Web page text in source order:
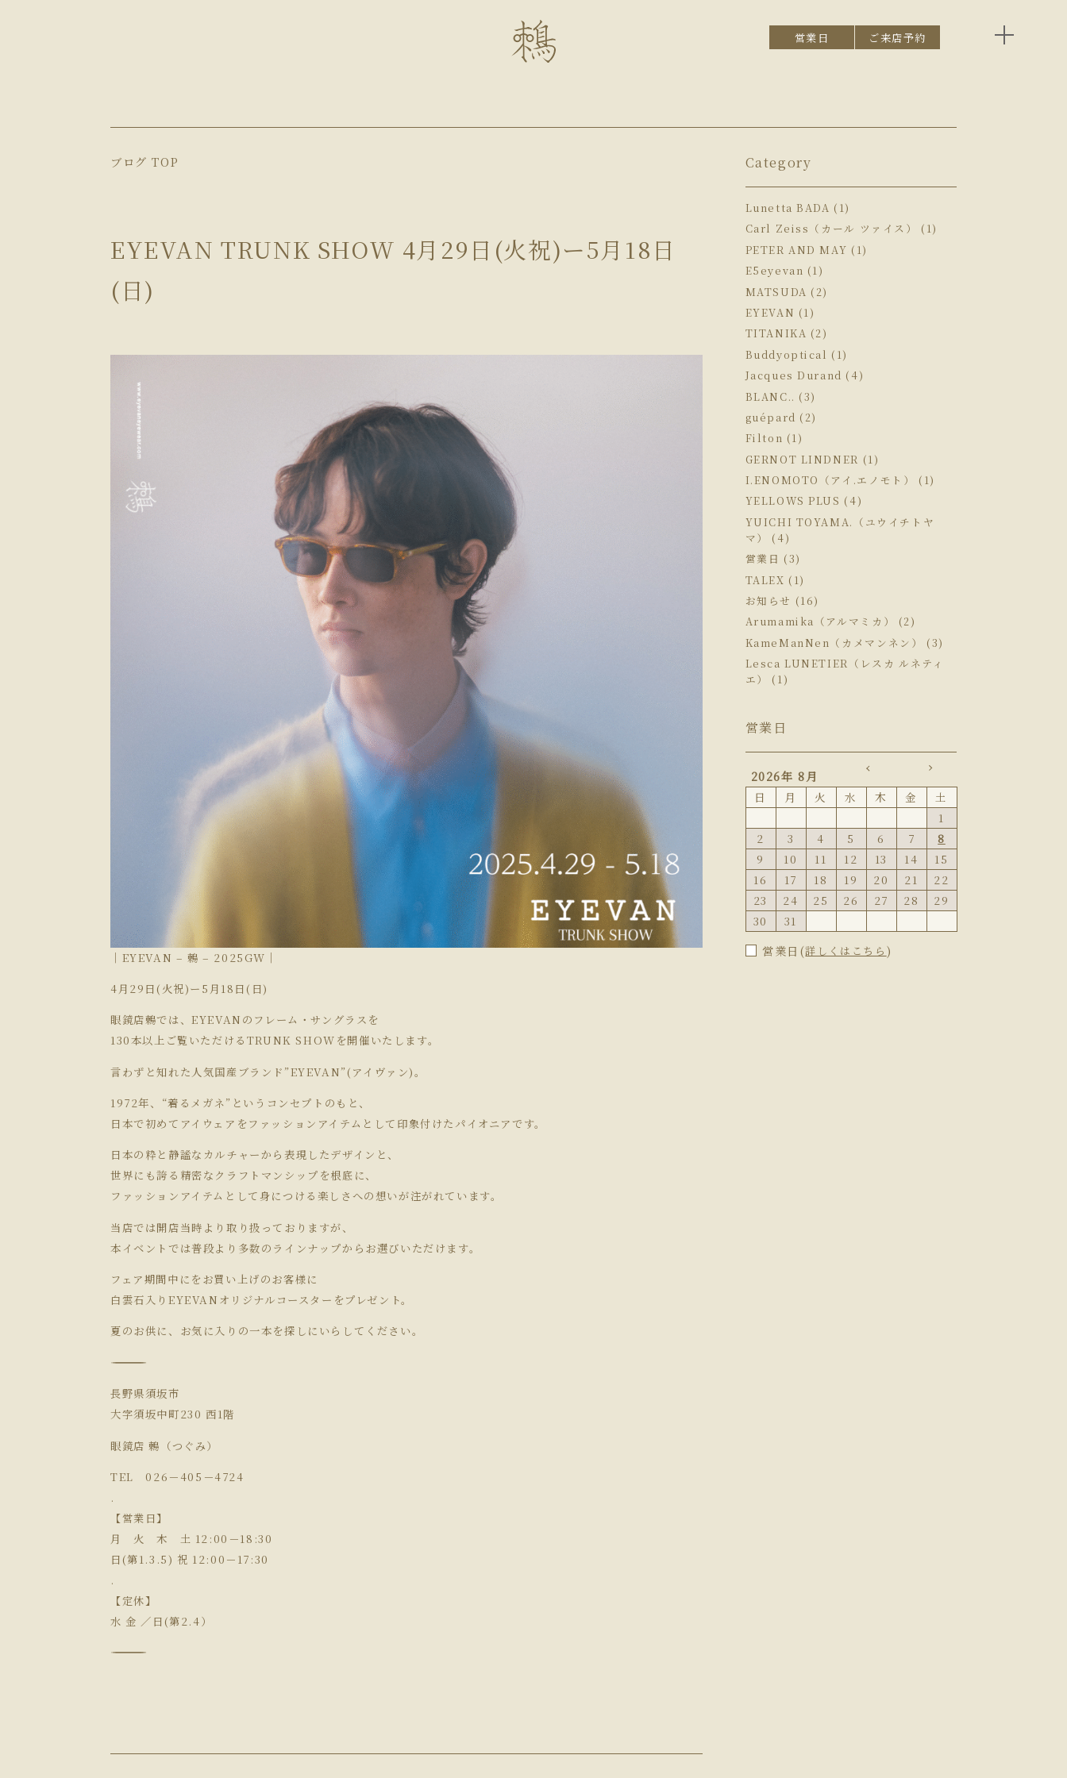
営業日 ご来店予約
ブログ TOP
EYEVAN TRUNK SHOW 4月29日(火祝)ー5月18日
(日)
｜EYEVAN – 鶫 – 2025GW｜
4月29日(火祝)ー5月18日(日)
眼鏡店鶫では、EYEVANのフレーム・サングラスを
130本以上ご覧いただけるTRUNK SHOWを開催いたします。
言わずと知れた人気国産ブランド”EYEVAN”(アイヴァン)。
1972年、“着るメガネ”というコンセプトのもと、
日本で初めてアイウェアをファッションアイテムとして印象付けたパイオニアです。
日本の粋と静謐なカルチャーから表現したデザインと、
世界にも誇る精密なクラフトマンシップを根底に、
ファッションアイテムとして身につける楽しさへの想いが注がれています。
当店では開店当時より取り扱っておりますが、
本イベントでは普段より多数のラインナップからお選びいただけます。
フェア期間中にをお買い上げのお客様に
白雲石入りEYEVANオリジナルコースターをプレゼント。
夏のお供に、お気に入りの一本を探しにいらしてください。
―――――――――――――――
長野県須坂市
大字須坂中町230 西1階
眼鏡店 鶫（つぐみ）
TEL 026－405－4724
.
【営業日】
月 火 木 土 12:00－18:30
日(第1.3.5) 祝 12:00－17:30
.
【定休】
水 金 ／日(第2.4）
―――――――――――――――
Category
Lunetta BADA (1)
Carl Zeiss（カール ツァイス） (1)
PETER AND MAY (1)
E5eyevan (1)
MATSUDA (2)
EYEVAN (1)
TITANIKA (2)
Buddyoptical (1)
Jacques Durand (4)
BLANC.. (3)
guépard (2)
Filton (1)
GERNOT LINDNER (1)
I.ENOMOTO（アイ.エノモト） (1)
YELLOWS PLUS (4)
YUICHI TOYAMA.（ユウイチトヤ
マ） (4)
営業日 (3)
TALEX (1)
お知らせ (16)
Arumamika（アルマミカ） (2)
KameManNen（カメマンネン） (3)
Lesca LUNETIER（レスカ ルネティ
エ） (1)
営業日
2026年 8月
日 月 火 水 木 金
土
1
2
3 4 5 6 7
8
9
10 11 12 13 14
15
16
17 18 19 20 21
22
23
24 25 26 27 28
29
30
31
営業日(詳しくはこちら )